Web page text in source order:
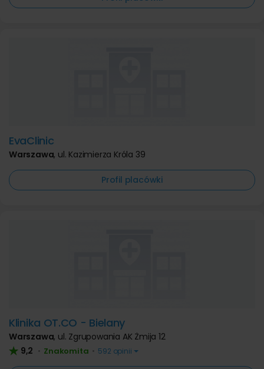
EvaClinic
Warszawa, ul. Kazimierza Króla 39
Profil placówki
Klinika OT.CO - Bielany
Warszawa, ul. Zgrupowania AK Żmija 12
9,2 • Znakomita • 592 opinii